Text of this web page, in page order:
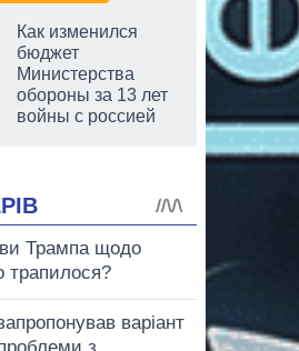
Как изменился
бюджет
Министерства
обороны за 13 лет
войны с россией